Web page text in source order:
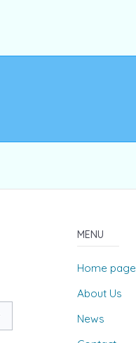
MENU
Home page
About Us
News